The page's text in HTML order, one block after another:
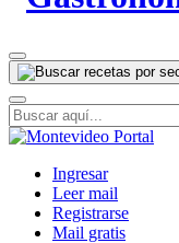
Ingresar
Leer mail
Registrarse
Mail gratis